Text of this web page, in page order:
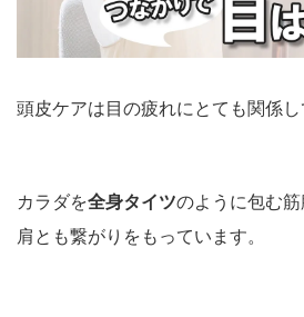
頭皮ケアは目の疲れにとても関係
カラダを全身タイツのように包む
肩とも繋がりをもっています。